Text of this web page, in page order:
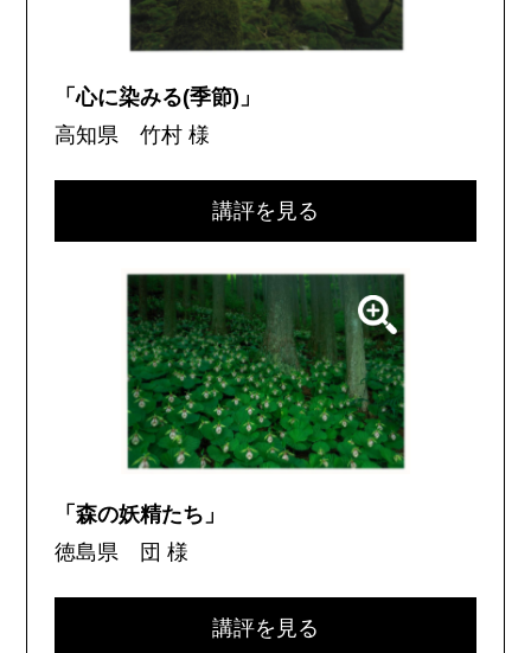
「心に染みる(季節)」
高知県 竹村 様
講評を見る
「森の妖精たち」
徳島県 団 様
講評を見る